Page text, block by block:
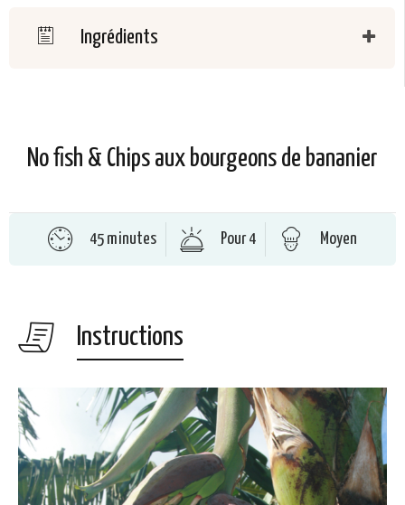
Ingrédients
No fish & Chips aux bourgeons de bananier
45 minutes Pour 4 Moyen
Instructions